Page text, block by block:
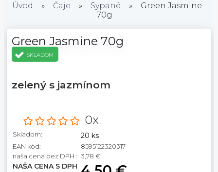
Úvod » Čaje » Sypané »
Green Jasmine
70g
Green Jasmine 70g
SKLADOM
zelený s jazmínom
0x
Skladom: 20 ks
EAN kód:
8595122320317
naša cena bez DPH : 3,78 €
NAŠA CENA S DPH